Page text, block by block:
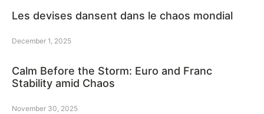
Les devises dansent dans le chaos mondial
December 1, 2025
Calm Before the Storm: Euro and Franc
Stability amid Chaos
November 30, 2025